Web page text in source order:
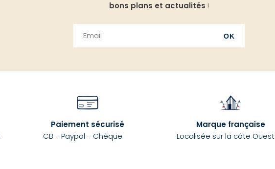
bons plans et actualités !
OK
Paiement sécurisé
CB - Paypal - Chèque
Marque française
Localisée sur la côte Ouest